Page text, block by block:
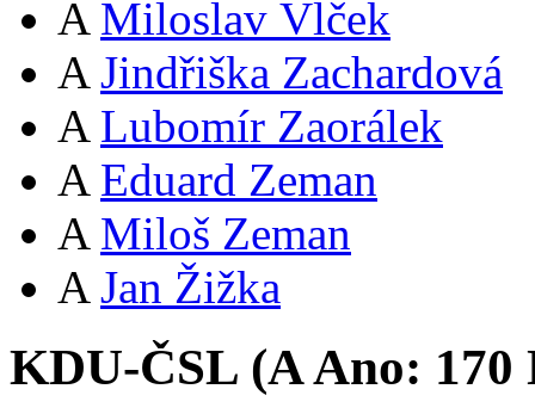
A Miloslav Vlček
A Jindřiška Zachardová
A Lubomír Zaorálek
A Eduard Zeman
A Miloš Zeman
A Jan Žižka
KDU-ČSL (AAno: 170